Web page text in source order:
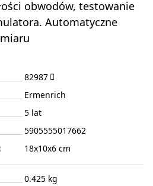
obwodów, testowanie
Automatyczne
82987
Ermenrich
5 lat
5905555017662
18x10x6 cm
0.425 kg